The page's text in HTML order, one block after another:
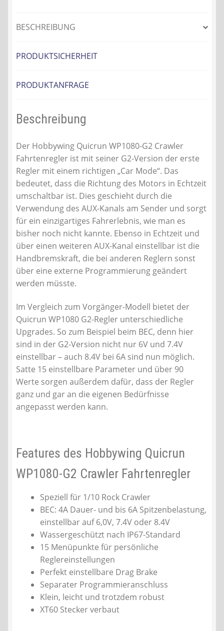
BESCHREIBUNG
PRODUKTSICHERHEIT
PRODUKTANFRAGE
Beschreibung
Der Hobbywing Quicrun WP1080-G2 Crawler
Fahrtenregler ist mit seiner G2-Version der erste
Regler mit einem richtigen „Car Mode“. Das
bedeutet, dass die Richtung des Motors in Echtzeit
umschaltbar ist. Dies geschieht durch die
Verwendung des AUX-Kanals am Sender und sorgt
für ein einzigartiges Fahrerlebnis, wie man es
bisher noch nicht kannte. Ebenso in Echtzeit und
über einen weiteren AUX-Kanal einstellbar ist die
Handbremskraft, die bei anderen Reglern sonst
über eine externe Programmierung geändert
werden müsste.
Im Vergleich zum Vorgänger-Modell bietet der
Quicrun WP1080 G2-Regler unterschiedliche
Upgrades. So zum Beispiel beim BEC, denn hier
sind in der G2-Version nicht nur 6V und 7.4V
einstellbar – auch 8.4V bei 6A sind nun möglich.
Satte 15 einstellbare Parameter und über 90
Werte sorgen außerdem dafür, dass der Regler
ganz und gar an die eigenen Bedürfnisse
angepasst werden kann.
Features des Hobbywing Quicrun
WP1080-G2 Crawler Fahrtenregler
Speziell für 1/10 Rock Crawler
BEC: 4A Dauer- und bis 6A Spitzenbelastung,
einstellbar auf 6,0V, 7.4V oder 8.4V
Wassergeschützt nach IP67-Standard
15 Menüpunkte für persönliche
Reglereinstellungen
Perfekt einstellbare Drag Brake
Separater Programmieranschluss
Klein, leicht und trotzdem robust
XT60 Stecker verbaut